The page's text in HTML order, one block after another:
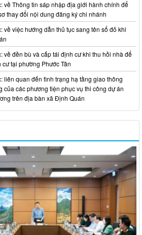
về Thông tin sáp nhập địa giới hành chính để
thay đổi nội dung đăng ký chi nhánh
về việc hướng dẫn thủ tục sang tên sổ đỏ khi
về đền bù và cấp tái định cư khi thu hồi nhà để
tại phường Phước Tân
liên quan đến tình trạng hạ tầng giao thông
của các phương tiện phục vụ thi công dự án
trên địa bàn xã Định Quán